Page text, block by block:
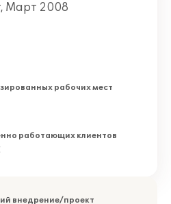
Март 2008
рабочих мест
работающих клиентов
внедрение/проект